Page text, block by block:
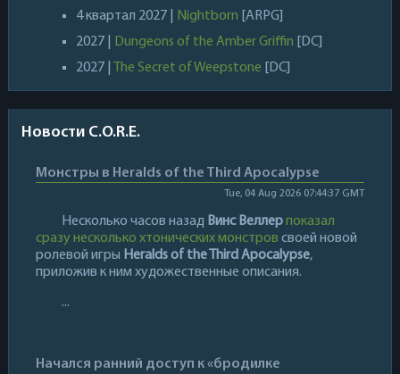
4 квартал 2027 |
Nightborn [ARPG]
2027 |
Dungeons of the Amber Griffin
[DC]
2027 |
The Secret of Weepstone [DC]
Новости C.O.R.E.
Монстры в Heralds of the Third Apocalypse
Tue, 04 Aug 2026 07:44:37 GMT
Несколько часов назад Винс Веллер показал
сразу несколько хтонических монстров своей новой
ролевой игры Heralds of the Third Apocalypse,
приложив к ним художественные описания.
...
Начался ранний доступ к «бродилке